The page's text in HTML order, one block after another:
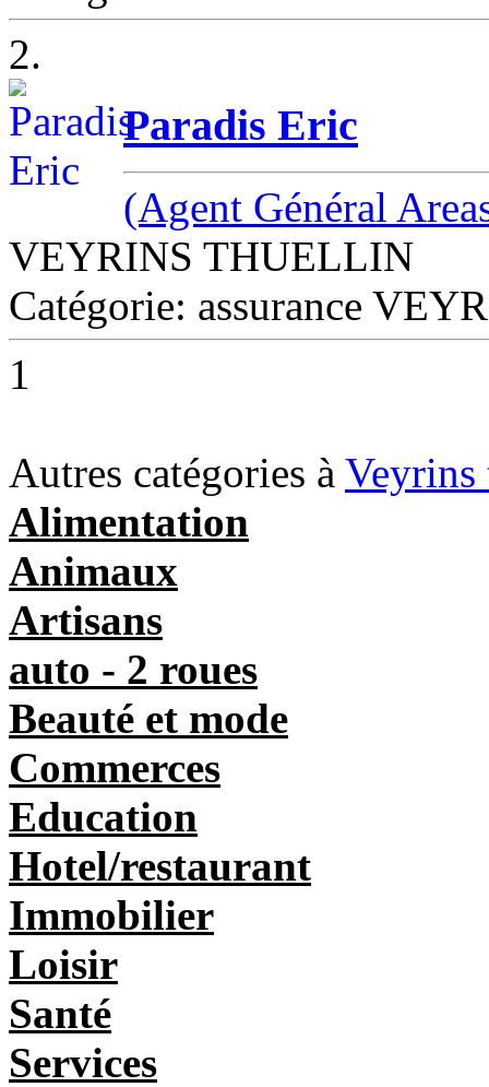
2.
Paradis Eric
(Agent Général
VEYRINS THUELLIN
Catégorie: assurance
1
Autres catégories à
Alimentation
Animaux
Artisans
auto - 2 roues
Beauté et mode
Commerces
Education
Hotel/restaurant
Immobilier
Loisir
Santé
Services